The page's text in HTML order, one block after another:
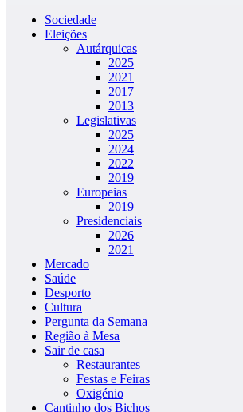
Sociedade
Eleições
Autárquicas
2025
2021
2017
2013
Legislativas
2025
2024
2022
2019
Europeias
2019
Presidenciais
2026
2021
Mercado
Saúde
Desporto
Cultura
Pergunta da Semana
Região à Mesa
Sair de casa
Restaurantes
Festas e Feiras
Oxigénio
Cantinho dos Bichos